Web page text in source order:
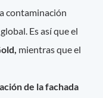
contaminación
Es así que el
mientras que el
de la fachada